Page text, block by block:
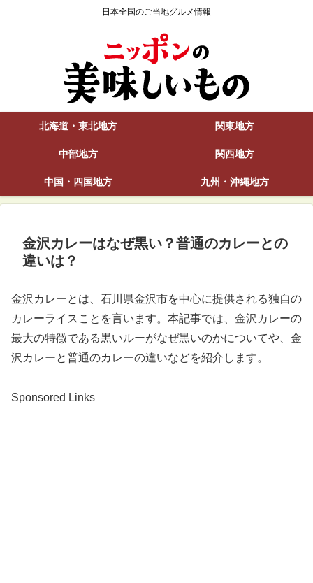
日本全国のご当地グルメ情報
北海道・東北地方 関東地方
中部地方 関西地方
中国・四国地方 九州・沖縄地方
金沢カレーはなぜ黒い？普通のカレーとの
違いは？
金沢カレーとは、石川県金沢市を中心に提供される独自の
カレーライスことを言います。本記事では、金沢カレーの
最大の特徴である黒いルーがなぜ黒いのかについてや、金
沢カレーと普通のカレーの違いなどを紹介します。
Sponsored Links